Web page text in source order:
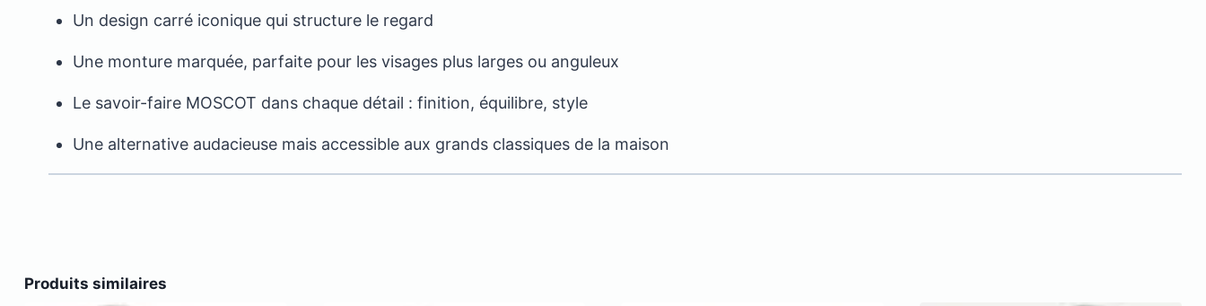
Un design carré iconique qui structure le regard
Une monture marquée, parfaite pour les visages plus larges ou anguleux
Le savoir-faire MOSCOT dans chaque détail : finition, équilibre, style
Une alternative audacieuse mais accessible aux grands classiques de la maison
Produits similaires